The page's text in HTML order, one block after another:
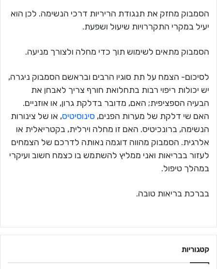
הסמבוק מחזק את תנגודת הריריות דרכי הנשימה. לכן הוא
יעיל במקרי התקררויות שיעול ושפעת.
הסמבוק מתאים לשימוש תוך כדי מחלה ולצורך מניעה.
לסיכום- הצמח על תת סוגיו הרבים ובראשם הסמבוק ניגרה,
יש יכולות ריפוי רבות בתחלואת חורף צריך לאבחן את
הבעיה הספציפית; האם, מדובר בדלקת גרון, או אוזניים.
האם שי דלקת של מערות הפנים, סינוסיטיס, או של צינורות
הנשימה, ברונכיטיס. האם זו מחלה וירלית, בקטריאלית או
אלרגית. הסמבוק מהווה דוגמה נאותה לדרכם של הצמחים
לעזור בבריאות ואני ממליץ להשתמש בו כצמח חשוב ועיקרי
במהלך טיפול.
בברכת בריאות טובה.
קטגוריות